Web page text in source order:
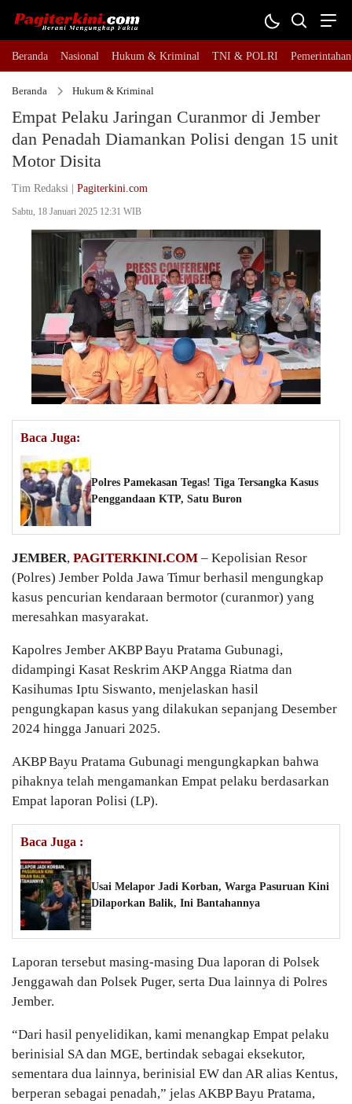
Beranda Nasional Hukum & Kriminal TNI & POLRI Pemerintahan
Beranda Hukum & Kriminal
Empat Pelaku Jaringan Curanmor di Jember
dan Penadah Diamankan Polisi dengan 15 unit
Motor Disita
Tim Redaksi | Pagiterkini.com
Sabtu, 18 Januari 2025 12:31 WIB
Baca Juga:
Polres Pamekasan Tegas! Tiga Tersangka Kasus
Penggandaan KTP, Satu Buron
JEMBER, PAGITERKINI.COM – Kepolisian Resor
(Polres) Jember Polda Jawa Timur berhasil mengungkap
kasus pencurian kendaraan bermotor (curanmor) yang
meresahkan masyarakat.
Kapolres Jember AKBP Bayu Pratama Gubunagi,
didampingi Kasat Reskrim AKP Angga Riatma dan
Kasihumas Iptu Siswanto, menjelaskan hasil
pengungkapan kasus yang dilakukan sepanjang Desember
2024 hingga Januari 2025.
AKBP Bayu Pratama Gubunagi mengungkapkan bahwa
pihaknya telah mengamankan Empat pelaku berdasarkan
Empat laporan Polisi (LP).
Baca Juga :
Usai Melapor Jadi Korban, Warga Pasuruan Kini
Dilaporkan Balik, Ini Bantahannya
Laporan tersebut masing-masing Dua laporan di Polsek
Jenggawah dan Polsek Puger, serta Dua lainnya di Polres
Jember.
“Dari hasil penyelidikan, kami menangkap Empat pelaku
berinisial SA dan MGE, bertindak sebagai eksekutor,
sementara dua lainnya, berinisial EW dan AR alias Kentus,
berperan sebagai penadah,” jelas AKBP Bayu Pratama,